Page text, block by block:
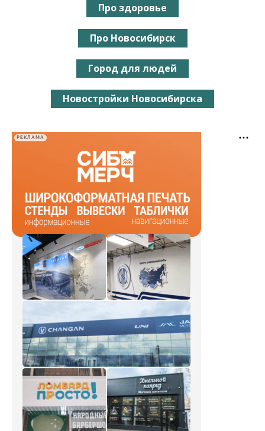
Про здоровье
Про Новосибирск
Город для людей
Новостройки Новосибирска
РЕКЛАМА